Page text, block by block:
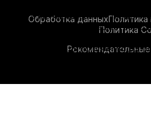
Обработка данныхПолитика
Политика
Рекомендательные
опыта на нашем сайте.
данный сайт, вы соглашаетесь с
технологий. Для получения